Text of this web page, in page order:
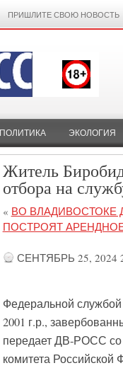
ПРИШЛИТЕ СВОЮ НОВОСТЬ
ПОЛИТИКА ЭКОЛОГИЯ
Житель
отбора на
« ВО ВЛАДИВОСТОКЕ
ПОСТРОЯТ
СЕНТЯБРЬ 25, 2024
Федеральной
2001 г.р.,
передает ДВ-РОСС со
комитета Российской